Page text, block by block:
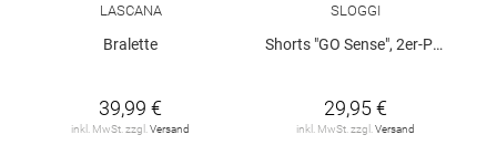
LASCANA
Bralette
39,99 €
inkl. MwSt. zzgl. Versand
SLOGGI
Shorts "GO Sense", 2er-Pack
29,95 €
inkl. MwSt. zzgl. Versand